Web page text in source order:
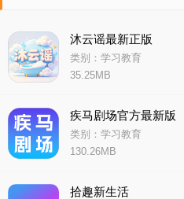
沐云谣最新正版
类别：学习教育
35.25MB
疾马剧场官方最新版
类别：学习教育
130.26MB
拾趣新生活